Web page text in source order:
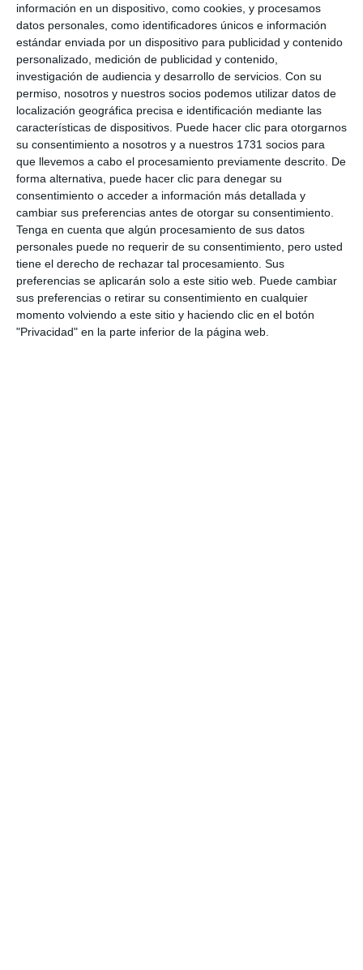
información en un dispositivo, como cookies, y procesamos
datos personales, como identificadores únicos e información
estándar enviada por un dispositivo para publicidad y contenido
personalizado, medición de publicidad y contenido,
investigación de audiencia y desarrollo de servicios. Con su
permiso, nosotros y nuestros socios podemos utilizar datos de
localización geográfica precisa e identificación mediante las
características de dispositivos. Puede hacer clic para otorgarnos
su consentimiento a nosotros y a nuestros 1731 socios para
que llevemos a cabo el procesamiento previamente descrito. De
forma alternativa, puede hacer clic para denegar su
consentimiento o acceder a información más detallada y
cambiar sus preferencias antes de otorgar su consentimiento.
Tenga en cuenta que algún procesamiento de sus datos
personales puede no requerir de su consentimiento, pero usted
tiene el derecho de rechazar tal procesamiento. Sus
preferencias se aplicarán solo a este sitio web. Puede cambiar
sus preferencias o retirar su consentimiento en cualquier
momento volviendo a este sitio y haciendo clic en el botón
"Privacidad" en la parte inferior de la página web.